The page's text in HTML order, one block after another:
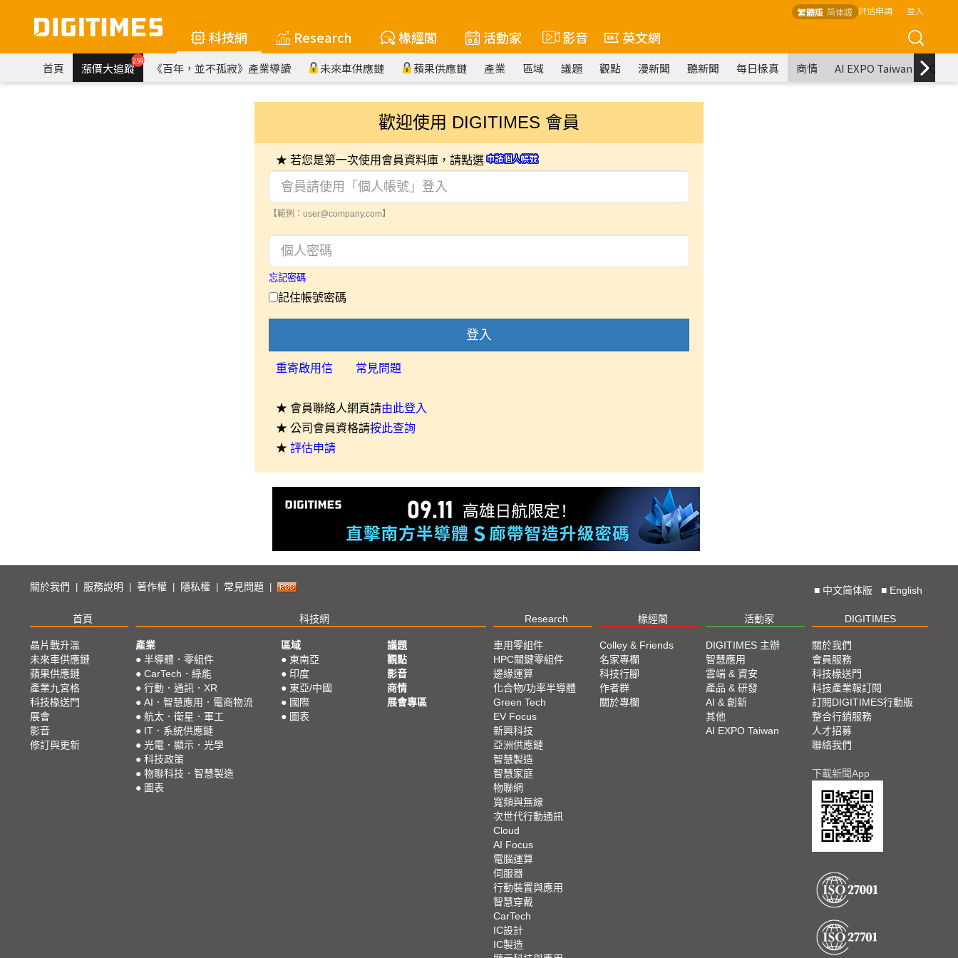
繁體版 简体版 評估申請 登入
科技網 Research 椽經閣 活動家 影音 英文網
首頁 漲價大追蹤259 《百年，並不孤寂》產業導讀 未來車供應鏈 蘋果供應鏈 產業 區域 議題 觀點 漫新聞 聽新聞 每日椽真 商情 AI EXPO Taiwan
歡迎使用 DIGITIMES 會員
★ 若您是第一次使用會員資料庫，請點選
【範例：user@company.com】
忘記密碼
記住帳號密碼
登入
重寄啟用信 常見問題
★ 會員聯絡人網頁請由此登入
★ 公司會員資格請按此查詢
★ 評估申請
關於我們 服務說明 著作權 隱私權 常見問題 ■ 中文简体版 ■ English
首頁 科技網 Research 椽經閣 活動家 DIGITIMES
晶片戰升溫
未來車供應鏈
蘋果供應鏈
產業九宮格
科技椽送門
展會
影音
修訂與更新
產業
● 半導體．零組件
● CarTech．綠能
● 行動．通訊．XR
● AI．智慧應用．電商物流
● 航太．衛星．軍工
● IT．系統供應鏈
● 光電．顯示．光學
● 科技政策
● 物聯科技．智慧製造
● 圖表
區域
● 東南亞
● 印度
● 東亞/中國
● 國際
● 圖表
議題
觀點
影音
商情
展會專區
車用零組件
HPC關鍵零組件
邊緣運算
化合物/功率半導體
Green Tech
EV Focus
新興科技
亞洲供應鏈
智慧製造
智慧家庭
物聯網
寬頻與無線
次世代行動通訊
Cloud
AI Focus
電腦運算
伺服器
行動裝置與應用
智慧穿戴
CarTech
IC設計
IC製造
Colley & Friends
名家專欄
科技行腳
作者群
關於專欄
DIGITIMES 主辦
智慧應用
雲端 & 資安
產品 & 研發
AI & 創新
其他
AI EXPO Taiwan
關於我們
會員服務
科技椽送門
科技產業報訂閱
訂閱DIGITIMES行動版
整合行銷服務
人才招募
聯絡我們
下載新聞App